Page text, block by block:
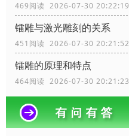
469阅读 2026-07-30 20:22:19
镭雕与激光雕刻的关系
451阅读 2026-07-30 20:21:52
镭雕的原理和特点
464阅读 2026-07-30 20:21:23